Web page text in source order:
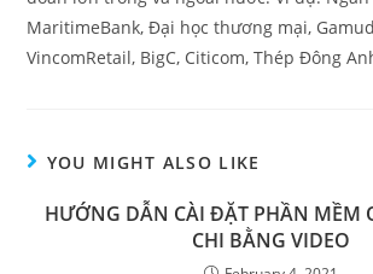
MaritimeBank, Đại học thương mại,
VincomRetail, BigC, Citicom, Thép Đông
YOU MIGHT ALSO LIKE
HƯỚNG DẪN CÀI ĐẶT PHẦN MỀM
CHI BẰNG VIDEO